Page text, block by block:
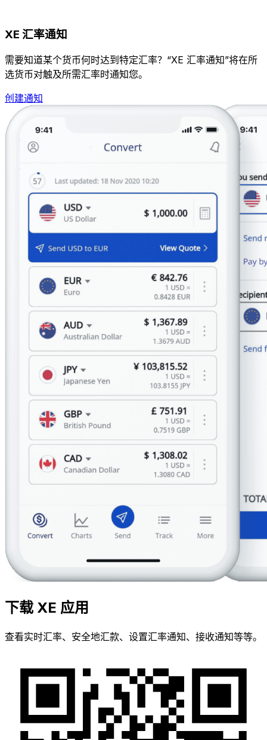
XE 汇率通知
需要知道某个货币何时达到特定汇率？“XE 汇率通知”将在所
选货币对触及所需汇率时通知您。
创建通知
下载 XE 应用
查看实时汇率、安全地汇款、设置汇率通知、接收通知等等。